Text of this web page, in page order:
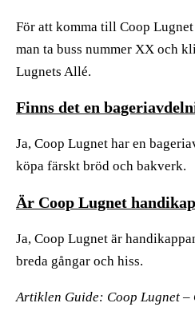
För att komma till Coop
man ta buss nummer XX och
Lugnets Allé.
Finns det en
Ja, Coop Lugnet har en
köpa färskt bröd och bakverk.
Är Coop Lugnet
Ja, Coop Lugnet är
breda gångar och hiss.
Artiklen Guide: Coop Lugnet